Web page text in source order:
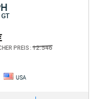
PREIS :12.546
USA